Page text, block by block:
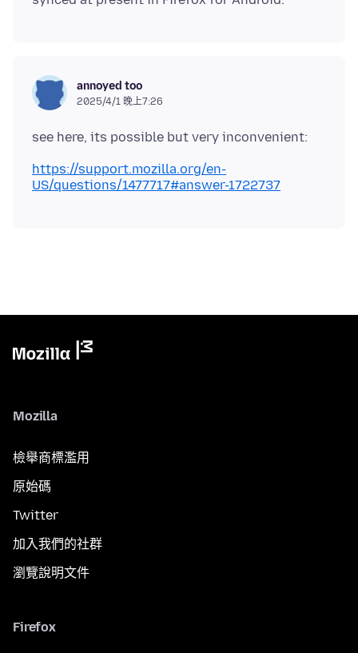
annoyed too
2025/4/1 晚上7:26
https://support.mozilla.org/en-
US/questions/1477717#answer-1722737
Mozilla
檢舉商標濫用
原始碼
Twitter
加入我們的社群
瀏覽說明文件
Firefox